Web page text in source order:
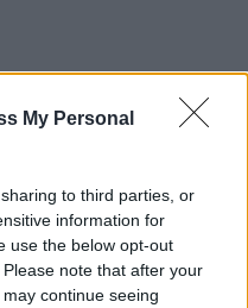
My Personal
to third parties, or
information for
use the below opt-out
note that after your
continue seeing